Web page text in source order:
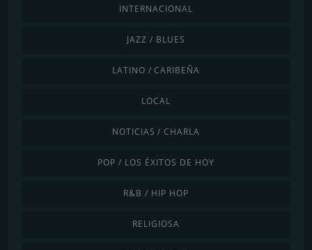
INTERNACIONAL
JAZZ / BLUES
LATINO / CARIBEÑA
LOCAL
NOTICIAS / CHARLA
POP / LOS ÉXITOS DE HOY
R&B / HIP HOP
RELIGIOSA